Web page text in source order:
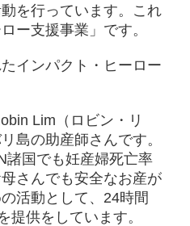
を行っています。これ
ー支援事業」です。
インパクト・ヒーロー
Lim（ロビン・リ
島の助産師さんです。
諸国でも妊産婦死亡率
さんでも安全なお産が
活動として、24時間
提供をしています。